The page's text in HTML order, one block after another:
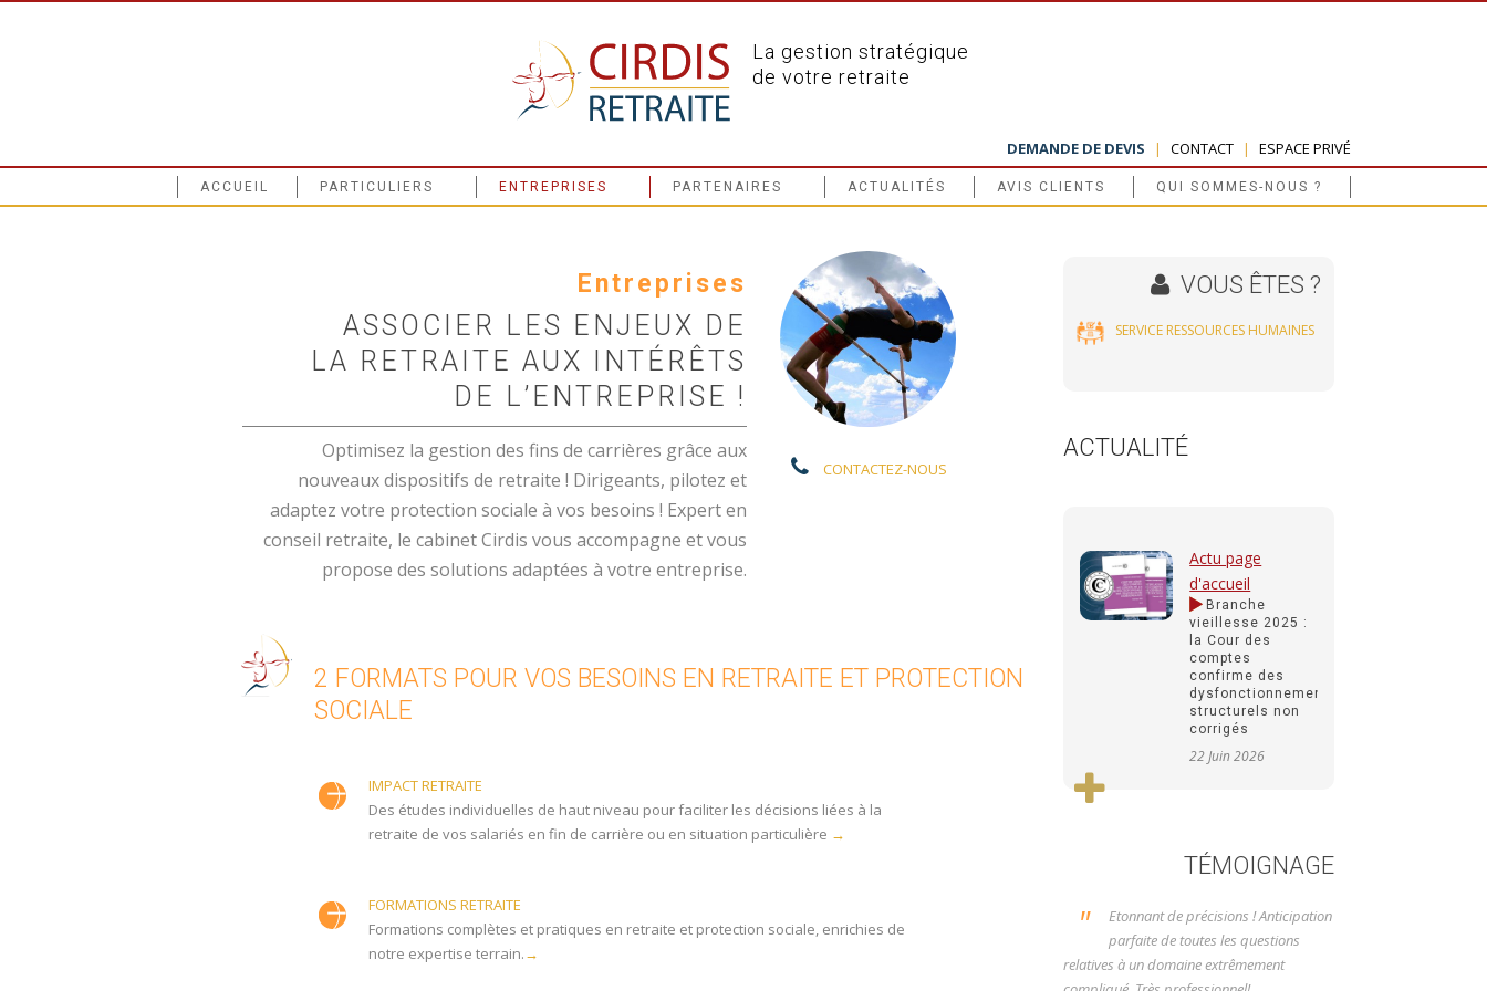
La gestion stratégique
de votre retraite
DEMANDE DE DEVIS | CONTACT | ESPACE PRIVÉ
ACCUEIL PARTICULIERS ENTREPRISES PARTENAIRES ACTUALITÉS AVIS CLIENTS QUI SOMMES-NOUS ?
Entreprises
ASSOCIER LES ENJEUX DE
LA RETRAITE AUX INTÉRÊTS
DE L’ENTREPRISE !
Optimisez la gestion des fins de carrières grâce aux
nouveaux dispositifs de retraite ! Dirigeants, pilotez et
adaptez votre protection sociale à vos besoins ! Expert en
conseil retraite, le cabinet Cirdis vous accompagne et vous
propose des solutions adaptées à votre entreprise.
CONTACTEZ-NOUS
2 FORMATS POUR VOS BESOINS EN RETRAITE ET PROTECTION
SOCIALE
IMPACT RETRAITE
Des études individuelles de haut niveau pour faciliter les décisions liées à la
retraite de vos salariés en fin de carrière ou en situation particulière →
FORMATIONS RETRAITE
Formations complètes et pratiques en retraite et protection sociale, enrichies de
notre expertise terrain.→
VOUS ÊTES ?
SERVICE RESSOURCES HUMAINES
ACTUALITÉ
Actu page
d'accueil
Branche
vieillesse 2025 :
la Cour des
comptes
confirme des
dysfonctionnements
structurels non
corrigés
22 Juin 2026
TÉMOIGNAGE
"
Etonnant de précisions ! Anticipation
parfaite de toutes les questions
relatives à un domaine extrêmement